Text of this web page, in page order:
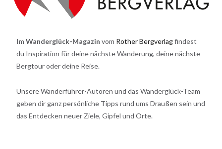
Im Wanderglück-Magazin vom Rother Bergverlagfindest
du Inspiration für deine nächste Wanderung, deine nächste
Bergtour oder deine Reise.
Unsere Wanderführer-Autoren und das Wanderglück-Team
geben dir ganz persönliche Tipps rund ums Draußen sein und
das Entdecken neuer Ziele, Gipfel und Orte.